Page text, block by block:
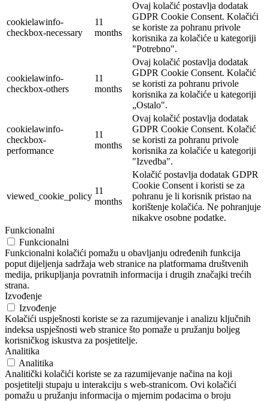
cookielawinfo-
checkbox-necessary
11
months
Ovaj kolačić postavlja dodatak
GDPR Cookie Consent. Kolačići
se koriste za pohranu privole
korisnika za kolačiće u kategoriji
"Potrebno".
cookielawinfo-
checkbox-others
11
months
Ovaj kolačić postavlja dodatak
GDPR Cookie Consent. Kolačić
se koristi za pohranu privole
korisnika za kolačiće u kategoriji
„Ostalo".
cookielawinfo-
checkbox-
performance
11
months
Ovaj kolačić postavlja dodatak
GDPR Cookie Consent. Kolačić
se koristi za pohranu privole
korisnika za kolačiće u kategoriji
"Izvedba".
viewed_cookie_policy
11
months
Kolačić postavlja dodatak GDPR
Cookie Consent i koristi se za
pohranu je li korisnik pristao na
korištenje kolačića. Ne pohranjuje
nikakve osobne podatke.
Funkcionalni
Funkcionalni
Funkcionalni kolačići pomažu u obavljanju određenih funkcija
poput dijeljenja sadržaja web stranice na platformama društvenih
medija, prikupljanja povratnih informacija i drugih značajki trećih
strana.
Izvođenje
Izvođenje
Kolačići uspješnosti koriste se za razumijevanje i analizu ključnih
indeksa uspješnosti web stranice što pomaže u pružanju boljeg
korisničkog iskustva za posjetitelje.
Analitika
Analitika
Analitički kolačići koriste se za razumijevanje načina na koji
posjetitelji stupaju u interakciju s web-stranicom. Ovi kolačići
pomažu u pružanju informacija o mjernim podacima o broju